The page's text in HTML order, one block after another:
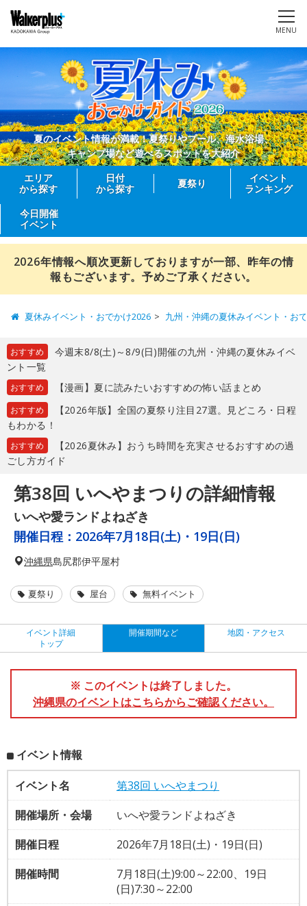
MENU
夏のイベント情報が満載！夏祭りやプール、海水浴場、
キャンプ場など遊べるスポットを大紹介
エリア
から探す
日付
から探す
夏祭り
イベント
ランキング
今日開催
イベント
2026年情報へ順次更新しておりますが一部、昨年の情
報もございます。予めご了承ください。
夏休みイベント・おでかけ2026 九州・沖縄の夏休みイベント・お
おすすめ
今週末8/8(土)～8/9(日)開催の九州・沖縄の夏休みイベ
ント一覧
おすすめ 【漫画】夏に読みたいおすすめの怖い話まとめ
おすすめ
【2026年版】全国の夏祭り注目27選。見どころ・日程
もわかる！
おすすめ
【2026夏休み】おうち時間を充実させるおすすめの過
ごし方ガイド
第38回 いへやまつりの詳細情報
いへや愛ランドよねざき
開催日程： 2026年7月18日(土)・19日(日)
沖縄県島尻郡伊平屋村
夏祭り 屋台 無料イベント
イベント詳細
トップ
開催期間など 地図・アクセス
※ このイベントは終了しました。
沖縄県のイベントはこちらからご確認ください。
イベント情報
イベント名
第38回 いへやまつり
開催場所・会場
いへや愛ランドよねざき
開催日程
2026年7月18日(土)・19日(日)
開催時間
7月18日(土)9:00～22:00、19日
(日)7:30～22:00